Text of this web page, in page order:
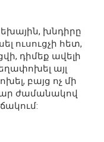
խնդիրը
ուսուցչի հետ,
դիմեք ավելի
այլ
բայց ոչ մի
ժամանակով